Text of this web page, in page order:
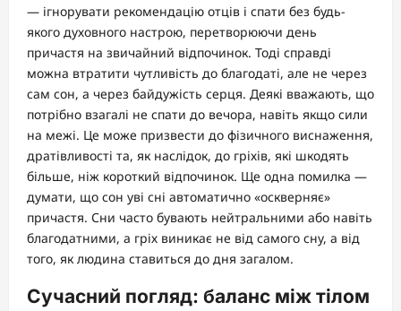
— ігнорувати рекомендацію отців і спати без будь-
якого духовного настрою, перетворюючи день
причастя на звичайний відпочинок. Тоді справді
можна втратити чутливість до благодаті, але не через
сам сон, а через байдужість серця. Деякі вважають, що
потрібно взагалі не спати до вечора, навіть якщо сили
на межі. Це може призвести до фізичного виснаження,
дратівливості та, як наслідок, до гріхів, які шкодять
більше, ніж короткий відпочинок. Ще одна помилка —
думати, що сон уві сні автоматично «оскверняє»
причастя. Сни часто бувають нейтральними або навіть
благодатними, а гріх виникає не від самого сну, а від
того, як людина ставиться до дня загалом.
Сучасний погляд: баланс між тілом